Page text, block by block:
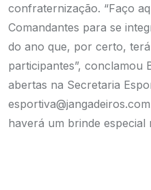
confraternização. “Faço
Comandantes para se
do ano que, por certo,
participantes”, conclamou
abertas na Secretaria
haverá um brinde especial